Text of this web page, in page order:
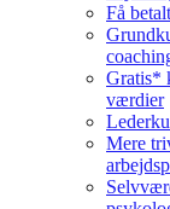
Få
Gratis*
værdier
Mere